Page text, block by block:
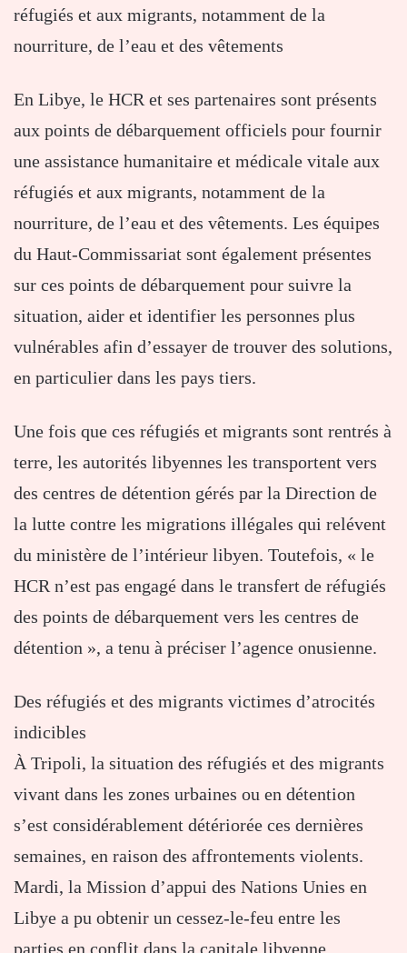
réfugiés et aux migrants, notamment de la
nourriture, de l’eau et des vêtements
En Libye, le HCR et ses partenaires sont présents
aux points de débarquement officiels pour fournir
une assistance humanitaire et médicale vitale aux
réfugiés et aux migrants, notamment de la
nourriture, de l’eau et des vêtements. Les équipes
du Haut-Commissariat sont également présentes
sur ces points de débarquement pour suivre la
situation, aider et identifier les personnes plus
vulnérables afin d’essayer de trouver des solutions,
en particulier dans les pays tiers.
Une fois que ces réfugiés et migrants sont rentrés à
terre, les autorités libyennes les transportent vers
des centres de détention gérés par la Direction de
la lutte contre les migrations illégales qui relévent
du ministère de l’intérieur libyen. Toutefois, « le
HCR n’est pas engagé dans le transfert de réfugiés
des points de débarquement vers les centres de
détention », a tenu à préciser l’agence onusienne.
Des réfugiés et des migrants victimes d’atrocités
indicibles
À Tripoli, la situation des réfugiés et des migrants
vivant dans les zones urbaines ou en détention
s’est considérablement détériorée ces dernières
semaines, en raison des affrontements violents.
Mardi, la Mission d’appui des Nations Unies en
Libye a pu obtenir un cessez-le-feu entre les
parties en conflit dans la capitale libyenne.